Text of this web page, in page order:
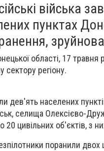
війська
пунктах
області, 17 травня
регіону.
дев'ять населених
селища Олексієво-
цивільних об'єктів, з
поранили